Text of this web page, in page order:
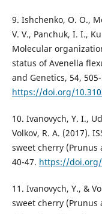
9. Ishchenko, O. O.,
V. V., Panchuk, І. І.,
Molecular
status of Avenella
and Genetics, 54,
https://doi.org/
10. Ivanovych, Y. I.,
Volkov, R. A. (2017).
sweet cherry (Prunus
40-47. https://doi.org/
11. Ivanovych, Y., &
sweet cherry (Prunus